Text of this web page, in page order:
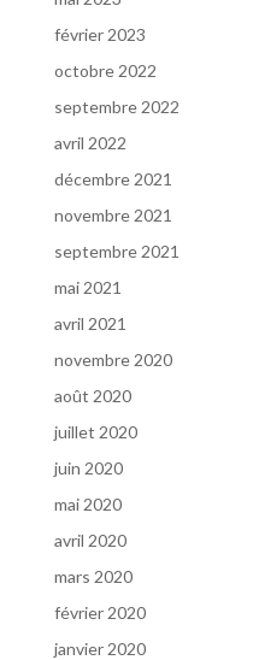
février 2023
octobre 2022
septembre 2022
avril 2022
décembre 2021
novembre 2021
septembre 2021
mai 2021
avril 2021
novembre 2020
août 2020
juillet 2020
juin 2020
mai 2020
avril 2020
mars 2020
février 2020
janvier 2020